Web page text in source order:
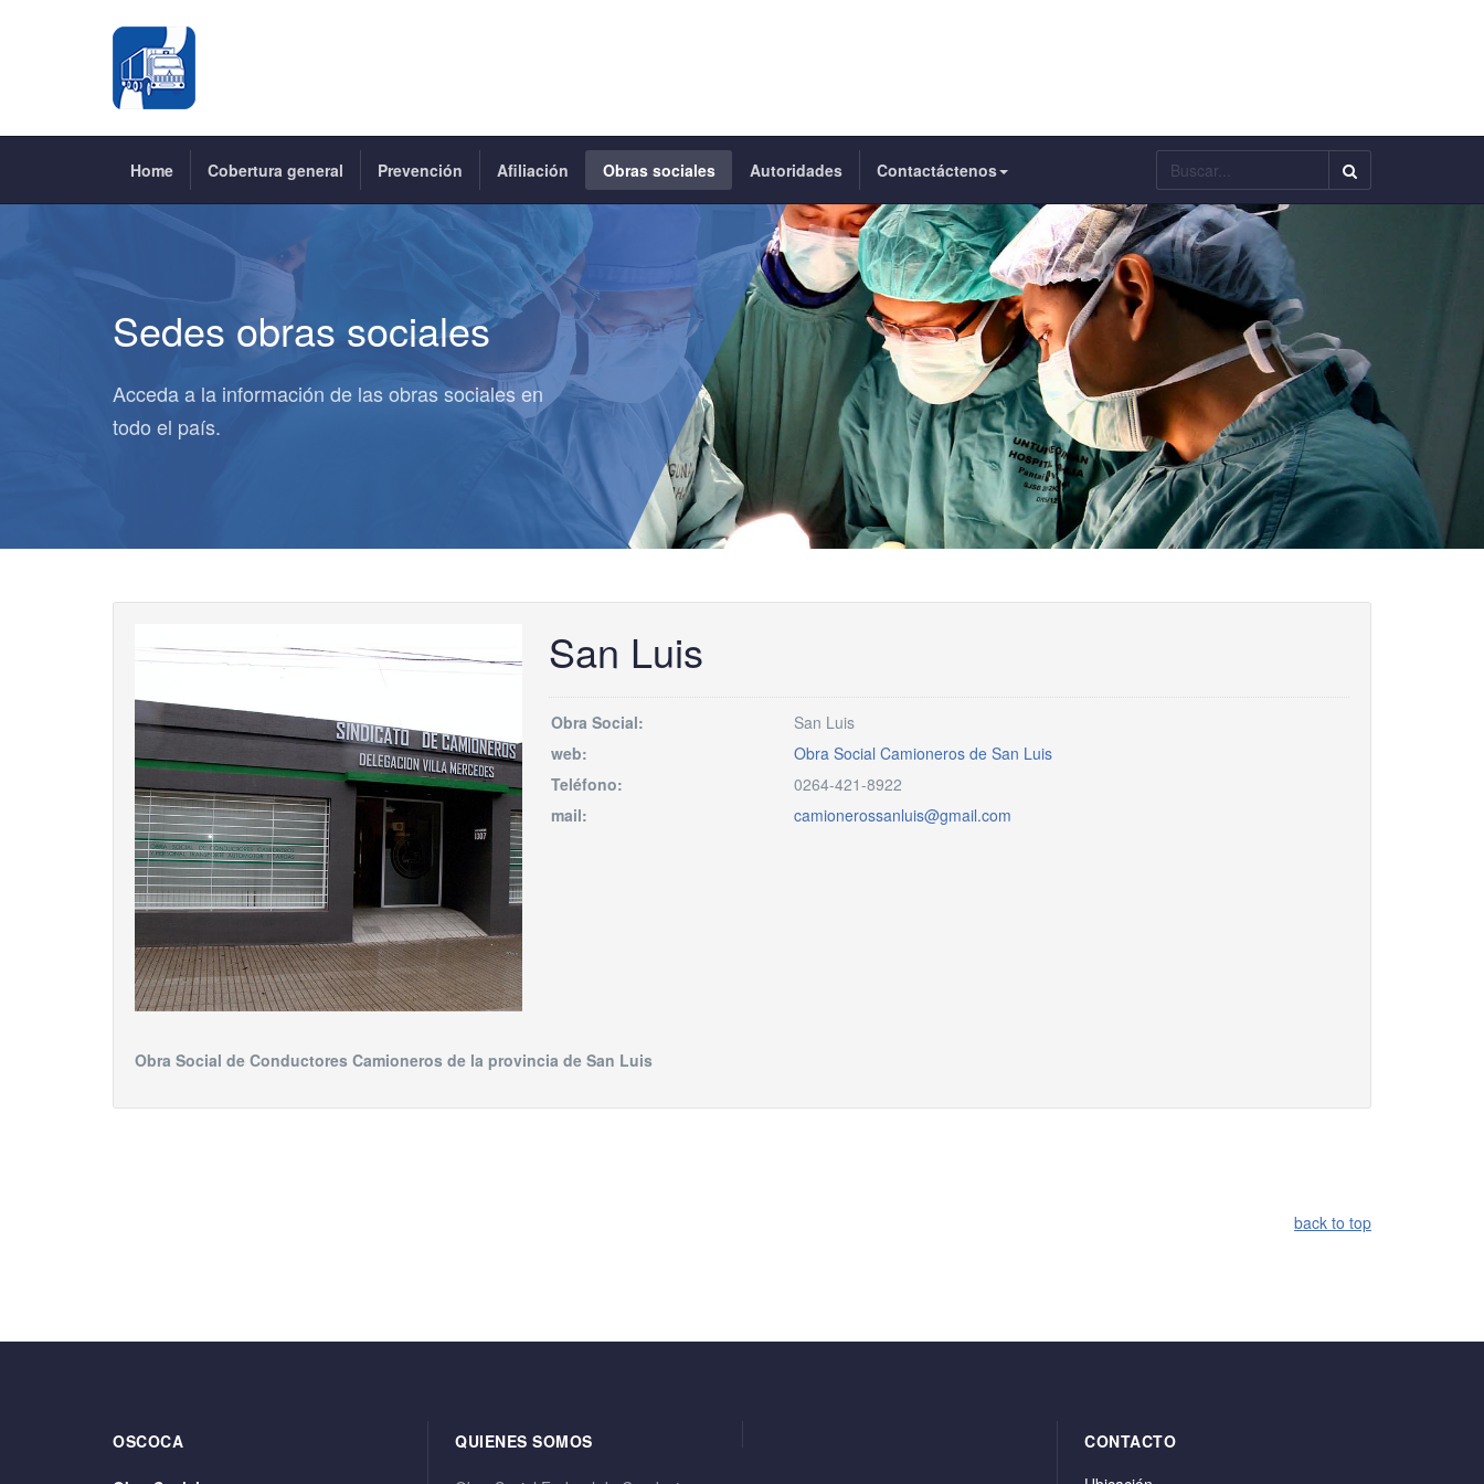
Home Cobertura general Prevención Afiliación Obras sociales Autoridades Contactáctenos Buscar...
Sedes obras sociales
Acceda a la información de las obras sociales en
todo el país.
San Luis
Obra Social:
San Luis
web:
Obra Social Camioneros de San Luis
Teléfono:
0264-421-8922
mail:
camionerossanluis@gmail.com
Obra Social de Conductores Camioneros de la provincia de San Luis
back to top
OSCOCA QUIENES SOMOS
CONTACTO